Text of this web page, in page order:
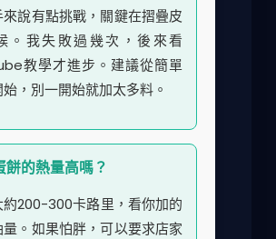
說有點挑戰，關鍵在摺疊皮
。我失敗過幾次，後來看
教學才進步。建議從簡單
始，別一開始就加太多料。
餅的熱量高嗎？
約200-300卡路里，看你加的
。如果怕胖，可以要求店家